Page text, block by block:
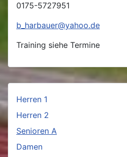
Herren 1
Herren 2
Senioren A
Damen
0175-5727951
b_harbauer@yahoo.de
Training siehe Termine